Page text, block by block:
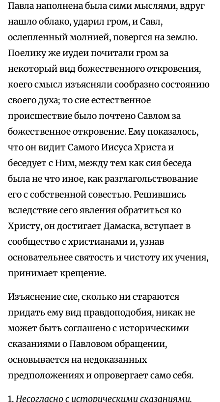
Павла наполнена была сими мыслями, вдруг
нашло облако, ударил гром, и Савл,
ослепленный молнией, повергся на землю.
Поелику же иудеи почитали гром за
некоторый вид божественного откровения,
коего смысл изъясняли сообразно состоянию
своего духа; то сие естественное
происшествие было почтено Савлом за
божественное откровение. Ему показалось,
что он видит Самого Иисуса Христа и
беседует с Ним, между тем как сия беседа
была не что иное, как разглагольствование
его с собственной совестью. Решившись
вследствие сего явления обратиться ко
Христу, он достигает Дамаска, вступает в
сообщество с христианами и, узнав
основательнее святость и чистоту их учения,
принимает крещение.
Изъяснение сие, сколько ни стараются
придать ему вид правдоподобия, никак не
может быть соглашено с историческими
сказаниями о Павловом обращении,
основывается на недоказанных
предположениях и опровергает само себя.
1.Несогласно с историческими сказаниями.